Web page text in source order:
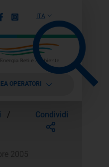
ITA
Facebook
Instagram
OPERATORI
/
Condividi
2005